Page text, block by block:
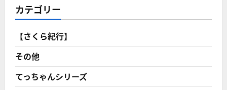
バ
っ!!
婚
男
性
え
る
「離
カテゴリー
【さくら紀行】
その他
てっちゃんシリーズ